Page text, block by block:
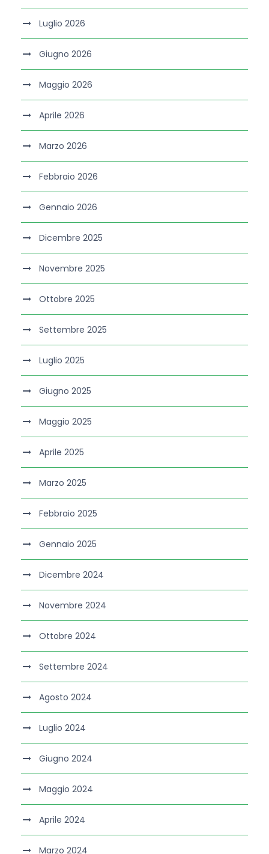
Luglio 2026
Giugno 2026
Maggio 2026
Aprile 2026
Marzo 2026
Febbraio 2026
Gennaio 2026
Dicembre 2025
Novembre 2025
Ottobre 2025
Settembre 2025
Luglio 2025
Giugno 2025
Maggio 2025
Aprile 2025
Marzo 2025
Febbraio 2025
Gennaio 2025
Dicembre 2024
Novembre 2024
Ottobre 2024
Settembre 2024
Agosto 2024
Luglio 2024
Giugno 2024
Maggio 2024
Aprile 2024
Marzo 2024